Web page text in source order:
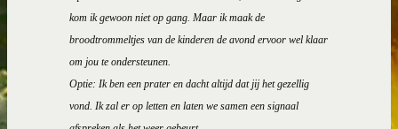
kom ik gewoon niet op gang. Maar ik maak de
broodtrommeltjes van de kinderen de avond ervoor wel klaar
om jou te ondersteunen.
Optie: Ik ben een prater en dacht altijd dat jij het gezellig
vond. Ik zal er op letten en laten we samen een signaal